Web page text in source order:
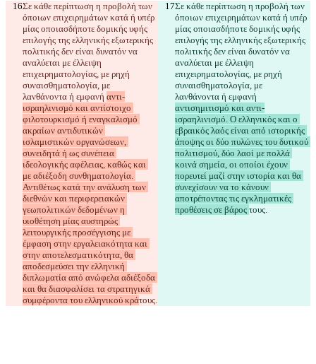
Σε κάθε περίπτωση η προβολή των
όποιων επιχειρημάτων κατά ή υπέρ
μίας οποιασδήποτε δομικής υφής
επιλογής της ελληνικής εξωτερικής
πολιτικής δεν είναι δυνατόν να
αναλύεται με έλλειψη
επιχειρηματολογίας, με ρηχή
συναισθηματολογία, με
λανθάνοντα ή εμφανή αντι-
ισραηλινισμό και αντίστοιχο
φιλοτουρκισμό ή εναγκαλισμό
ακραίων αντιδυτικών
ισλαμιστικών οργανώσεων,
συνειδητά ή ως συνέπεια
ιδεολογικής αφέλειας, καθώς και
με αδιέξοδη συνθηματολογία.
Αντιθέτως κατά την ανάλυση των
διεθνών και περιφερειακών
γεωπολιτικών δεδομένων η
υιοθέτηση μίας αυστηρώς
λειτουργικής προσέγγισης με
έμφαση στην εργαλειακότητα και
στην αποτελεσματικότητα, θα
αποδεσμεύσει την ελληνική
διπλωματία από ανώφελα αδιέξοδα
και θα διασφαλίσει τα στρατηγικά
συμφέροντα του ελληνικού κράτους.
Σε κάθε περίπτωση η προβολή των
όποιων επιχειρημάτων κατά ή υπέρ
μίας οποιασδήποτε δομικής υφής
επιλογής της ελληνικής εξωτερικής
πολιτικής δεν είναι δυνατόν να
αναλύεται με έλλειψη
επιχειρηματολογίας, με ρηχή
συναισθηματολογία, με
λανθάνοντα ή εμφανή
αντισημιτισμό και αντι-
ισραηλινισμό. Ο ελληνικός και ο
εβραικός λαός είναι από ιστορικής
άποψης οι δύο πυλώνες του δυτικού
πολιτισμού, δύο λαοί με πολλά
κοινά σημεία, οι οποίοι έχουν
πορευτεί μαζί στην ιστορία και θα
συνεχίσουν να το κάνουν
αποτρέποντας τις εγκληματικές
προθέσεις σε βάρος τους.